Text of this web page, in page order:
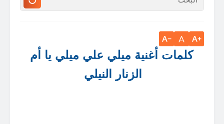
A
كلمات أغنية ميلي علي ميلي يا أم
الزنار النيلي